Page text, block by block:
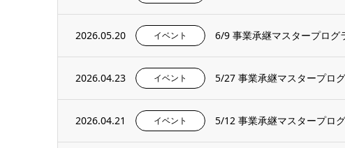
2026.05.20 イベント 6/9 事業承継マスタープログ
2026.04.23 イベント 5/27 事業承継マスタープロ
2026.04.21 イベント 5/12 事業承継マスタープロ